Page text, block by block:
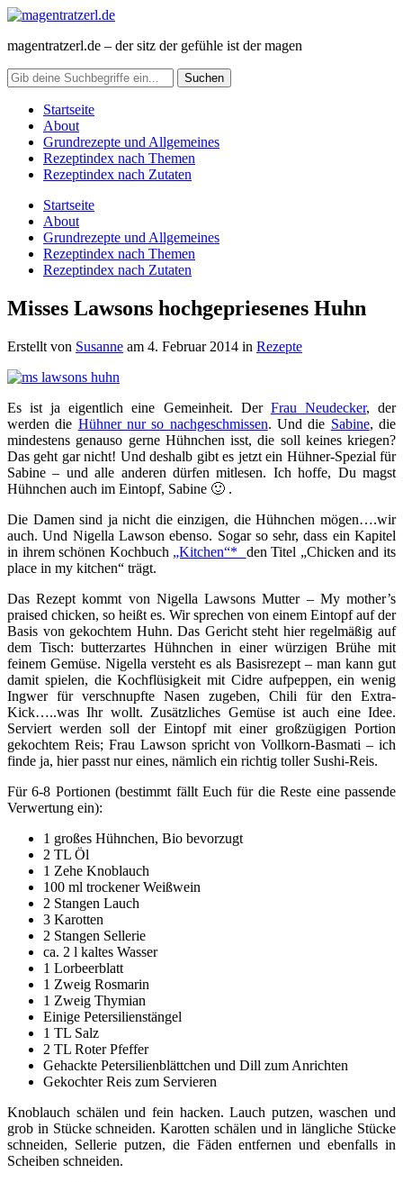
magentratzerl.de – der sitz der gefühle ist der magen
Startseite
About
Grundrezepte und Allgemeines
Rezeptindex nach Themen
Rezeptindex nach Zutaten
Startseite
About
Grundrezepte und Allgemeines
Rezeptindex nach Themen
Rezeptindex nach Zutaten
Misses Lawsons hochgepriesenes Huhn
Erstellt von Susanne am 4. Februar 2014 in Rezepte
Es ist ja eigentlich eine Gemeinheit. Der Frau Neudecker, der
werden die Hühner nur so nachgeschmissen. Und die Sabine, die
mindestens genauso gerne Hühnchen isst, die soll keines kriegen?
Das geht gar nicht! Und deshalb gibt es jetzt ein Hühner-Spezial für
Sabine – und alle anderen dürfen mitlesen. Ich hoffe, Du magst
Hühnchen auch im Eintopf, Sabine 🙂 .
Die Damen sind ja nicht die einzigen, die Hühnchen mögen….wir
auch. Und Nigella Lawson ebenso. Sogar so sehr, dass ein Kapitel
in ihrem schönen Kochbuch „Kitchen“* den Titel „Chicken and its
place in my kitchen“ trägt.
Das Rezept kommt von Nigella Lawsons Mutter – My mother’s
praised chicken, so heißt es. Wir sprechen von einem Eintopf auf der
Basis von gekochtem Huhn. Das Gericht steht hier regelmäßig auf
dem Tisch: butterzartes Hühnchen in einer würzigen Brühe mit
feinem Gemüse. Nigella versteht es als Basisrezept – man kann gut
damit spielen, die Kochflüsigkeit mit Cidre aufpeppen, ein wenig
Ingwer für verschnupfte Nasen zugeben, Chili für den Extra-
Kick…..was Ihr wollt. Zusätzliches Gemüse ist auch eine Idee.
Serviert werden soll der Eintopf mit einer großzügigen Portion
gekochtem Reis; Frau Lawson spricht von Vollkorn-Basmati – ich
finde ja, hier passt nur eines, nämlich ein richtig toller Sushi-Reis.
Für 6-8 Portionen (bestimmt fällt Euch für die Reste eine passende
Verwertung ein):
1 großes Hühnchen, Bio bevorzugt
2 TL Öl
1 Zehe Knoblauch
100 ml trockener Weißwein
2 Stangen Lauch
3 Karotten
2 Stangen Sellerie
ca. 2 l kaltes Wasser
1 Lorbeerblatt
1 Zweig Rosmarin
1 Zweig Thymian
Einige Petersilienstängel
1 TL Salz
2 TL Roter Pfeffer
Gehackte Petersilienblättchen und Dill zum Anrichten
Gekochter Reis zum Servieren
Knoblauch schälen und fein hacken. Lauch putzen, waschen und
grob in Stücke schneiden. Karotten schälen und in längliche Stücke
schneiden, Sellerie putzen, die Fäden entfernen und ebenfalls in
Scheiben schneiden.